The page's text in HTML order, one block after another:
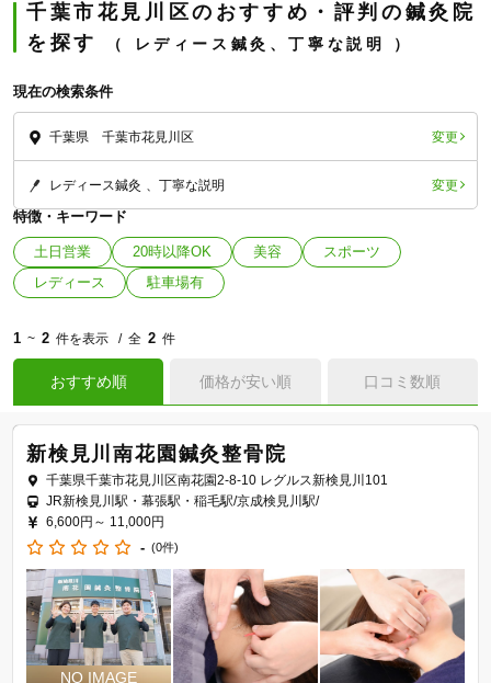
千葉市花見川区のおすすめ・評判の鍼灸院
を探す
レディース鍼灸、丁寧な説明
現在の検索条件
千葉県 千葉市花見川区 変更
レディース鍼灸 丁寧な説明 変更
特徴・キーワード
土日営業 20時以降OK 美容
スポーツ
レディース
駐車場有
1 ~ 2 件を表示 全 2 件
おすすめ順 価格が安い順 口コミ数順
新検見川南花園鍼灸整骨院
千葉県千葉市花見川区南花園2-8-10 レグルス新検見川101
JR新検見川駅・幕張駅・稲毛駅/京成検見川駅/
6,600円～ 11,000円
- (0件)
「健康にはりを見た」